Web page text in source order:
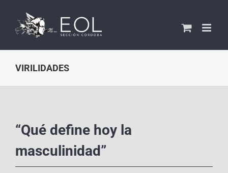
contenido
VIRILIDADES
“Qué define hoy la
masculinidad”